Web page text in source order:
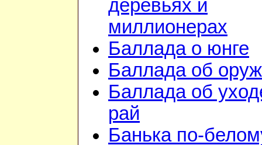
деревьях и
миллионерах
Баллада о юнге
Баллада об
Баллада об
рай
Банька по-